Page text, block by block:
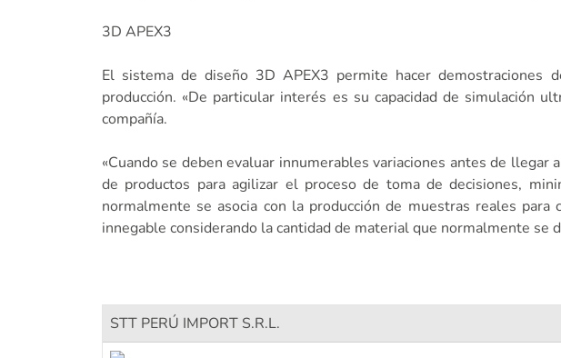
3D APEX3
El sistema de diseño 3D APEX3 permite hacer demostraciones
producción. «De particular interés es su capacidad de simulación
compañía.
«Cuando se deben evaluar innumerables variaciones antes de
de productos para agilizar el proceso de toma de decisiones,
normalmente se asocia con la producción de muestras reales
innegable considerando la cantidad de material que normalmente se
STT PERÚ IMPORT S.R.L.